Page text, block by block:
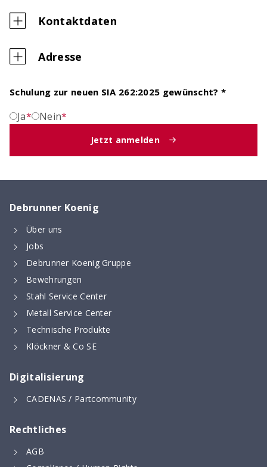
Kontaktdaten
Adresse
Schulung zur neuen SIA 262:2025 gewünscht? *
Ja* Nein*
Jetzt anmelden
Debrunner Koenig
Über uns
Jobs
Debrunner Koenig Gruppe
Bewehrungen
Stahl Service Center
Metall Service Center
Technische Produkte
Klöckner & Co SE
Digitalisierung
CADENAS / Partcommunity
Rechtliches
AGB